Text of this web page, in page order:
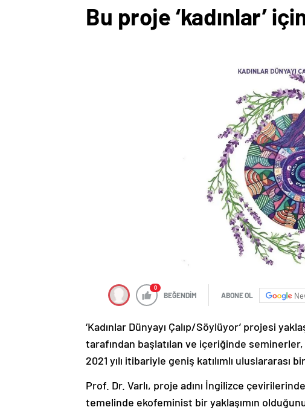
Bu proje ‘kadınlar’
0
BEĞENDİM ABONE OL
‘Kadınlar Dünyayı Çalıp/Söylüyor’ projesi
tarafından başlatılan ve içeriğinde
2021 yılı itibariyle geniş katılımlı
Prof. Dr. Varlı, proje adını İngilizce
temelinde ekofeminist bir yaklaşımın